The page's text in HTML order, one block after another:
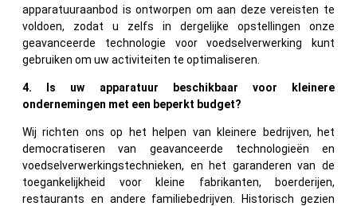
apparatuuraanbod is ontworpen om aan deze vereisten te
voldoen, zodat u zelfs in dergelijke opstellingen onze
geavanceerde technologie voor voedselverwerking kunt
gebruiken om uw activiteiten te optimaliseren.
4. Is uw apparatuur beschikbaar voor kleinere
ondernemingen met een beperkt budget?
Wij richten ons op het helpen van kleinere bedrijven, het
democratiseren van geavanceerde technologieën en
voedselverwerkingstechnieken, en het garanderen van de
toegankelijkheid voor kleine fabrikanten, boerderijen,
restaurants en andere familiebedrijven. Historisch gezien